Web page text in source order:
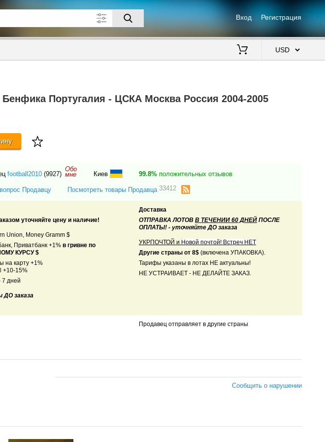
Вход Регистрация
Бенфика Португалия - ЦСКА Москва Россия 2004-2005
football2010 (9927)
Обо
мне Киев 99.8%положительных отзывов
Продавцу Посмотреть товары Продавца 33412
уточняйте цену и наличие!
Union, Money Gramm $
Приватбанк +1% в гривне по
КУРСУ $
на карту +1%
+10-15%
7 дней
ДО заказа
Доставка
ОТПРАВКА ЛОТОВ В ТЕЧЕНИИ 60 ДНЕЙПОСЛЕ
ОПЛАТЫ! - уточняйте ДО заказа
УКРПОЧТОЙ и Новой почтой! Встреч НЕТ
Другие страны от 8$(включена УПАКОВКА).
Тарифы указаны в лотах НЕ актуальны!
НЕ УСТРАИВАЕТ - НЕ ДЕЛАЙТЕ ЗАКАЗ.
Продавец отправляет в другие страны
Сообщить о нарушении